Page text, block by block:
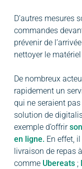
D’autres mesures
commandes
prévenir de
nettoyer le
De nombreux
rapidement un
qui ne seraient
solution de
exemple d’offrir
en ligne. En effet,
livraison de repas
comme Ubereats ;